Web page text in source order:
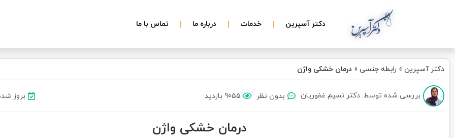
دکتر آسپرین خدمات درباره ما تماس با ما
دکتر آسپرین » رابطه جنسی » درمان خشکی واژن
بررسی شده توسط: دکتر نسیم غفوریان بدون نظر 9055 بازدید بروز شده در ۱۱
درمان خشکی واژن